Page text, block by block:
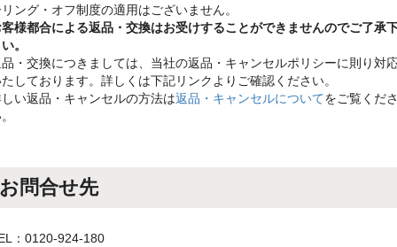
ング・オフ制度の適用はございません。
様都合による返品・交換はお受けすることができませんのでご了承
。
・交換につきましては、当社の返品・キャンセルポリシーに則り対
しております。詳しくは下記リンクよりご確認ください。
い返品・キャンセルの方法は返品・キャンセルについてをご覧くだ
お問合せ先
：0120-924-180